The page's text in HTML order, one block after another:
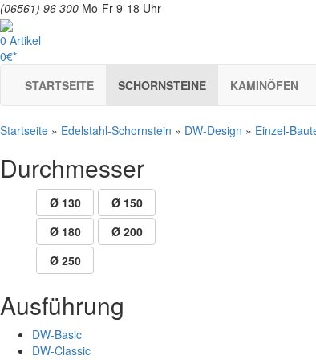
(06561) 96 300 Mo-Fr 9-18 Uhr
0 Artikel
0€*
STARTSEITE
SCHORNSTEINE KAMINÖFEN
Startseite » Edelstahl-Schornstein » DW-Design » Einzel-
Durchmesser
Ø 130
Ø 150
Ø 180
Ø 200
Ø 250
Ausführung
DW-Basic
DW-Classic